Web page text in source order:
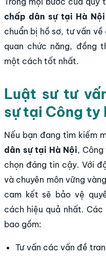
chấp dân sự tại Hà Nội
chuẩn bị hồ sơ, tư vấn
quan chức năng, đồng
một cách tốt nhất.
Luật sư tư
sự tại Công
Nếu bạn đang tìm kiếm
dân sự tại Hà Nội,
chọn đáng tin cậy. Với
và chuyên môn vững
cam kết sẽ bảo vệ
cách hiệu quả nhất.
bao gồm:
Tư vấn các vấn đề